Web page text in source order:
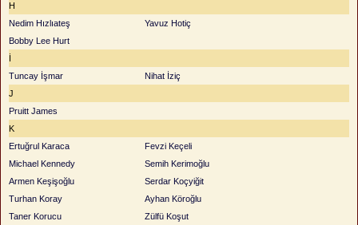
H
Nedim Hızlıateş
Yavuz Hotiç
Bobby Lee Hurt
İ
Tuncay İşmar
Nihat İziç
J
Pruitt James
K
Ertuğrul Karaca
Fevzi Keçeli
Michael Kennedy
Semih Kerimoğlu
Armen Keşişoğlu
Serdar Koçyiğit
Turhan Koray
Ayhan Köroğlu
Taner Korucu
Zülfü Koşut